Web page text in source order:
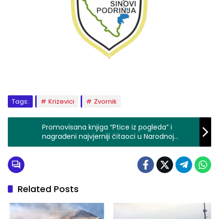
Tags: Krizevici Zvornik
Promovisana knjiga “Ptice iz pogleda” i
nagrađeni najvjerniji čitaoci u Narodnoj
biblioteci
Related Posts